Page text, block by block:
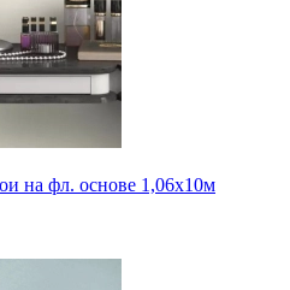
на фл. основе 1,06х10м